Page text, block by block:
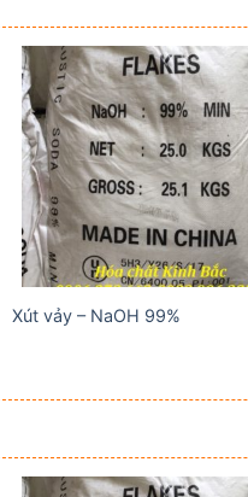
Add
Xút vảy – NaOH 99%